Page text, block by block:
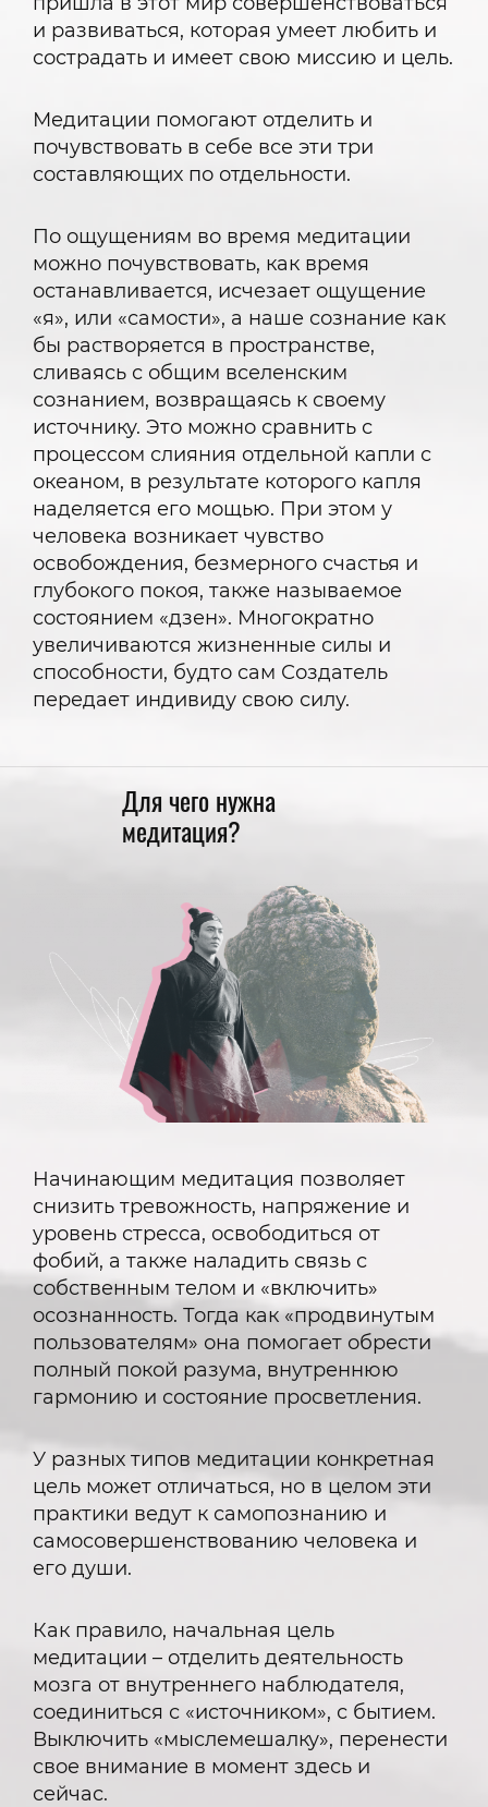
и развиваться, которая умеет любить и
сострадать и имеет свою миссию и цель.
Медитации помогают отделить и
почувствовать в себе все эти три
составляющих по отдельности.
По ощущениям во время медитации
можно почувствовать, как время
останавливается, исчезает ощущение
«я», или «самости», а наше сознание как
бы растворяется в пространстве,
сливаясь с общим вселенским
сознанием, возвращаясь к своему
источнику. Это можно сравнить с
процессом слияния отдельной капли с
океаном, в результате которого капля
наделяется его мощью. При этом у
человека возникает чувство
освобождения, безмерного счастья и
глубокого покоя, также называемое
состоянием «дзен». Многократно
увеличиваются жизненные силы и
способности, будто сам Создатель
передает индивиду свою силу.
Для чего нужна
медитация?
Начинающим медитация позволяет
снизить тревожность, напряжение и
уровень стресса, освободиться от
фобий, а также наладить связь с
собственным телом и «включить»
осознанность. Тогда как «продвинутым
пользователям» она помогает обрести
полный покой разума, внутреннюю
гармонию и состояние просветления.
У разных типов медитации конкретная
цель может отличаться, но в целом эти
практики ведут к самопознанию и
самосовершенствованию человека и
его души.
Как правило, начальная цель
медитации – отделить деятельность
мозга от внутреннего наблюдателя,
соединиться с «источником», с бытием.
Выключить «мыслемешалку», перенести
свое внимание в момент здесь и
сейчас.